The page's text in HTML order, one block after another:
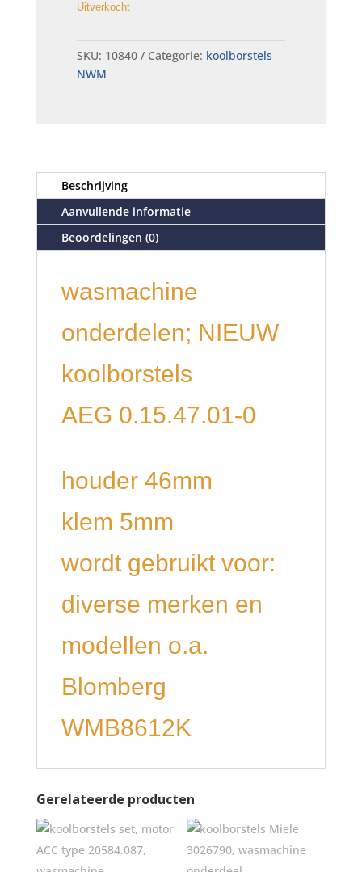
Uitverkocht
SKU: 10840 Categorie: koolborstels
NWM
Beschrijving
Aanvullende informatie
Beoordelingen (0)
wasmachine
onderdelen; NIEUW
koolborstels
AEG 0.15.47.01-0
houder 46mm
klem 5mm
wordt gebruikt voor:
diverse merken en
modellen o.a.
Blomberg
WMB8612K
Gerelateerde producten